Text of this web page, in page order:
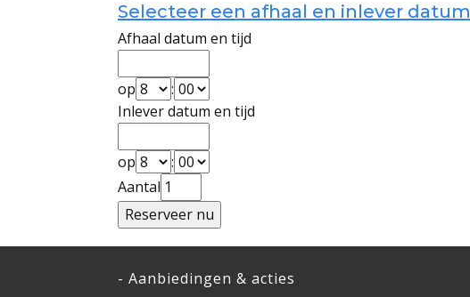
Selecteer een afhaal en inlever datum
Afhaal datum en tijd
op
:
Inlever datum en tijd
op
:
Aantal
- Aanbiedingen & acties